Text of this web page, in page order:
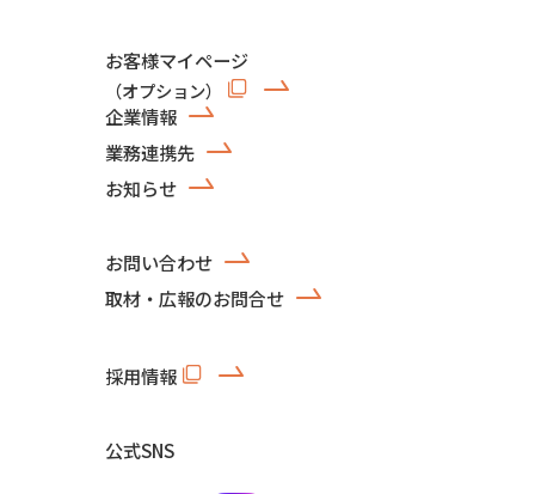
お客様マイページ
（オプション）
企業情報
業務連携先
お知らせ
お問い合わせ
取材・広報のお問合せ
採用情報
公式SNS